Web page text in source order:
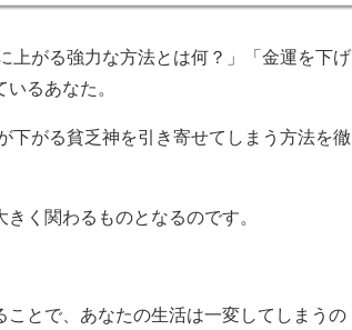
上がる強力な方法とは何？」「金運を下げ
るあなた。
下がる貧乏神を引き寄せてしまう方法を徹
く関わるものとなるのです。
とで、あなたの生活は一変してしまうの